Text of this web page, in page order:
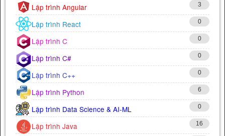
Lập trình Angular 3
Lập trình React 0
Lập trình C 0
Lập trình C# 0
Lập trình C++ 0
Lập trình Python 6
Lập trình Data Science & AI-ML 0
Lập trình Java 16